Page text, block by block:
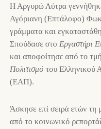
Η Αργυρώ Λύτρα
Αγόριανη (Επτάλοφο)
γράμματα και
Σπούδασε στο Εργαστήρι
και αποφοίτησε από το
Πολιτισμό του Ελληνικού
(ΕΑΠ).
Άσκησε επί σειρά ετών τη
από το κοινωνικό